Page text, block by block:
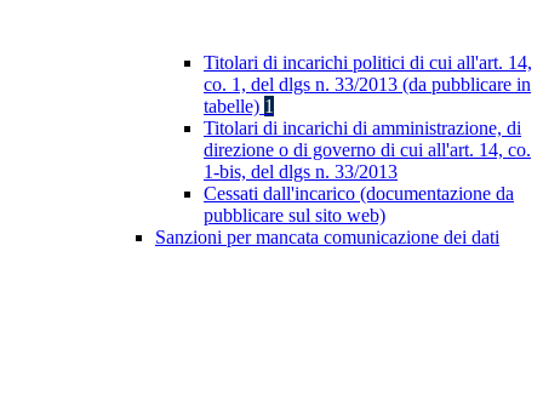
Titolari di incarichi politici di cui all'art. 14,
co. 1, del dlgs n. 33/2013 (da pubblicare in
tabelle) 1
Titolari di incarichi di amministrazione, di
direzione o di governo di cui all'art. 14, co.
1-bis, del dlgs n. 33/2013
Cessati dall'incarico (documentazione da
pubblicare sul sito web)
Sanzioni per mancata comunicazione dei dati